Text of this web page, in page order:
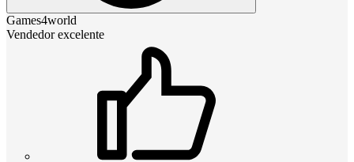
Games4world
Vendedor excelente